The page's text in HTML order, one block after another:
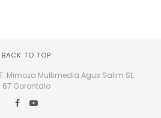
BACK TO TOP
Mimoza Multimedia Agus Salim St.
67 Gorontalo